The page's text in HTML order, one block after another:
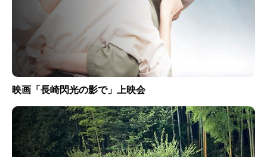
映画「長崎閃光の影で」上映会